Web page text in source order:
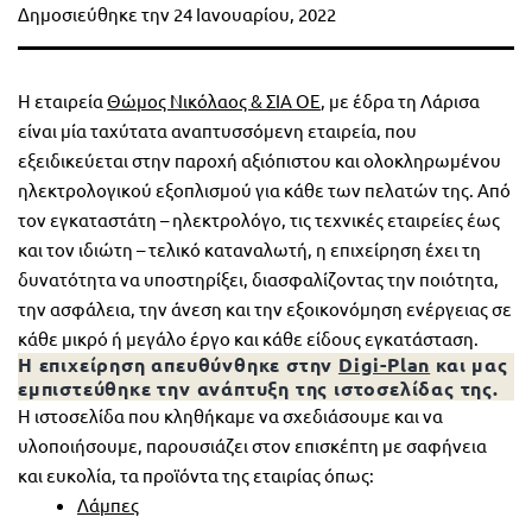
Δημοσιεύθηκε την 24 Ιανουαρίου, 2022
Η εταιρεία Θώμος Νικόλαος & ΣΙΑ ΟΕ, με έδρα τη Λάρισα
είναι μία ταχύτατα αναπτυσσόμενη εταιρεία, που
εξειδικεύεται στην παροχή αξιόπιστου και ολοκληρωμένου
ηλεκτρολογικού εξοπλισμού για κάθε των πελατών της. Από
τον εγκαταστάτη – ηλεκτρολόγο, τις τεχνικές εταιρείες έως
και τον ιδιώτη – τελικό καταναλωτή, η επιχείρηση έχει τη
δυνατότητα να υποστηρίξει, διασφαλίζοντας την ποιότητα,
την ασφάλεια, την άνεση και την εξοικονόμηση ενέργειας σε
κάθε μικρό ή μεγάλο έργο και κάθε είδους εγκατάσταση.
Η επιχείρηση απευθύνθηκε στην Digi-Plan και μας
εμπιστεύθηκε την ανάπτυξη της ιστοσελίδας της.
Η ιστοσελίδα που κληθήκαμε να σχεδιάσουμε και να
υλοποιήσουμε, παρουσιάζει στον επισκέπτη με σαφήνεια
και ευκολία, τα προϊόντα της εταιρίας όπως:
Λάμπες